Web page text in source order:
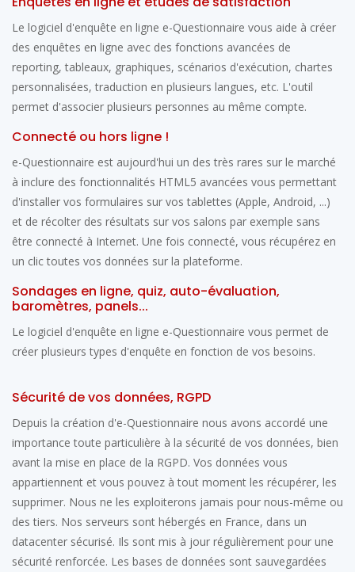
Le logiciel d'enquête en ligne e-Questionnaire vous aide à créer
des enquêtes en ligne avec des fonctions avancées de
reporting, tableaux, graphiques, scénarios d'exécution, chartes
personnalisées, traduction en plusieurs langues, etc. L'outil
permet d'associer plusieurs personnes au même compte.
Connecté ou hors ligne !
e-Questionnaire est aujourd'hui un des très rares sur le marché
à inclure des fonctionnalités HTML5 avancées vous permettant
d'installer vos formulaires sur vos tablettes (Apple, Android, ...)
et de récolter des résultats sur vos salons par exemple sans
être connecté à Internet. Une fois connecté, vous récupérez en
un clic toutes vos données sur la plateforme.
Sondages en ligne, quiz, auto-évaluation,
baromètres, panels...
Le logiciel d'enquête en ligne e-Questionnaire vous permet de
créer plusieurs types d'enquête en fonction de vos besoins.
Sécurité de vos données, RGPD
Depuis la création d'e-Questionnaire nous avons accordé une
importance toute particulière à la sécurité de vos données, bien
avant la mise en place de la RGPD. Vos données vous
appartiennent et vous pouvez à tout moment les récupérer, les
supprimer. Nous ne les exploiterons jamais pour nous-même ou
des tiers. Nos serveurs sont hébergés en France, dans un
datacenter sécurisé. Ils sont mis à jour régulièrement pour une
sécurité renforcée. Les bases de données sont sauvegardées